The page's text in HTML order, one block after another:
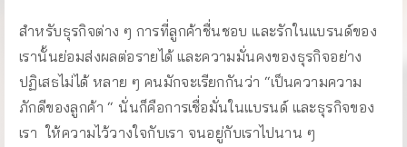
สำหรับธุรกิจต่าง ๆ การที่ลูกค้าชื่นชอบ และรักในแบรนด์ของ
เรานั้นย่อมส่งผลต่อรายได้ และความมั่นคงของธุรกิจอย่าง
ปฏิเสธไม่ได้ หลาย ๆ คนมักจะเรียกกันว่า “เป็นความความ
ภักดีของลูกค้า “ นั่นก็คือการเชื่อมั่นในแบรนด์ และธุรกิจของ
เรา ให้ความไว้วางใจกับเรา จนอยู่กับเราไปนาน ๆ